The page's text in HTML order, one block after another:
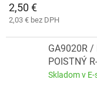
2,50 €
2,03 € bez DPH
GA9020R /
POISTNÝ
Skladom v